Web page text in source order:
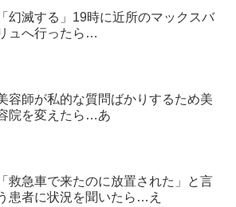
「幻滅する」19時に近所のマックスバ
ュへ行ったら…
容師が私的な質問ばかりするため美
院を変えたら…あ
「救急車で来たのに放置された」と言
患者に状況を聞いたら…え